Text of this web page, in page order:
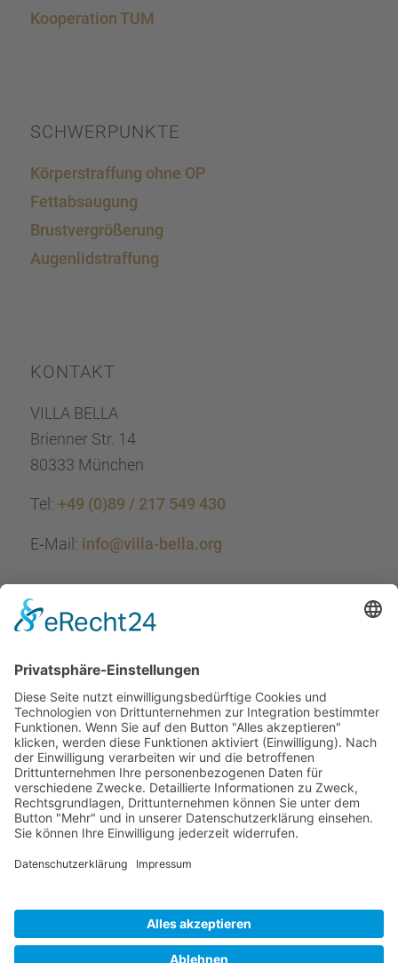
Koope­ra­tion TUM
SCHWER­PUNKTE
Körper­straf­fung ohne OP
Fettab­sau­gung
Brust­ver­grö­ße­rung
Augen­lid­s­traf­fung
KONTAKT
VILLA BELLA
Brien­ner Str. 14
80333 München
Tel: +49 (0)89 / 217 549 430
E‑Mail: info@villa-bella.org
ÖFFNUNGS­ZEI­TEN
Mo-Do: 09:00 — 20:00 Uhr
Fr: 09:00 — 18:00 Uhr
Sa*: 10:00 — 18:00 Uhr
*auf Anfrage 3x im Monat
© Copyright 2024 - Villa Bella |Cookie-
Einstellungen|Kontakt|Datenschutz|